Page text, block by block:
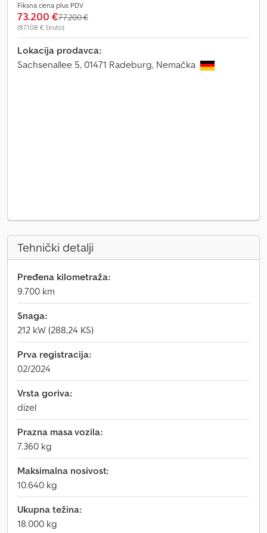
Fiksna cena plus PDV
73.200 €77.200 €
(87.108 € bruto)
Lokacija prodavca:
Sachsenallee 5, 01471 Radeburg, Nemačka
Tehnički detalji
Pređena kilometraža:
9.700 km
Snaga:
212 kW (288,24 KS)
Prva registracija:
02/2024
Vrsta goriva:
dizel
Prazna masa vozila:
7.360 kg
Maksimalna nosivost:
10.640 kg
Ukupna težina:
18.000 kg